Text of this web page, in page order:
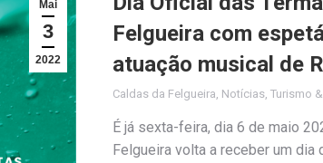
Mai
3
2022
Felgueira com
atuação musical de
Caldas da Felgueira, Notícias, Turismo
É já sexta-feira, dia 6 de maio
Felgueira volta a receber um dia